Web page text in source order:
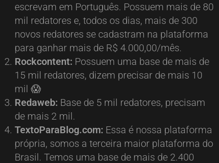
escrevam em Português. Possuem mais de 80
mil redatores e, todos os dias, mais de 300
novos redatores se cadastram na plataforma
para ganhar mais de R$ 4.000,00/mês.
Rockcontent: Possuem uma base de mais de
15 mil redatores, dizem precisar de mais 10
mil 😱
Redaweb: Base de 5 mil redatores, precisam
de mais 2 mil.
TextoParaBlog.com: Essa é nossa plataforma
própria, somos a terceira maior plataforma do
Brasil. Temos uma base de mais de 2.400